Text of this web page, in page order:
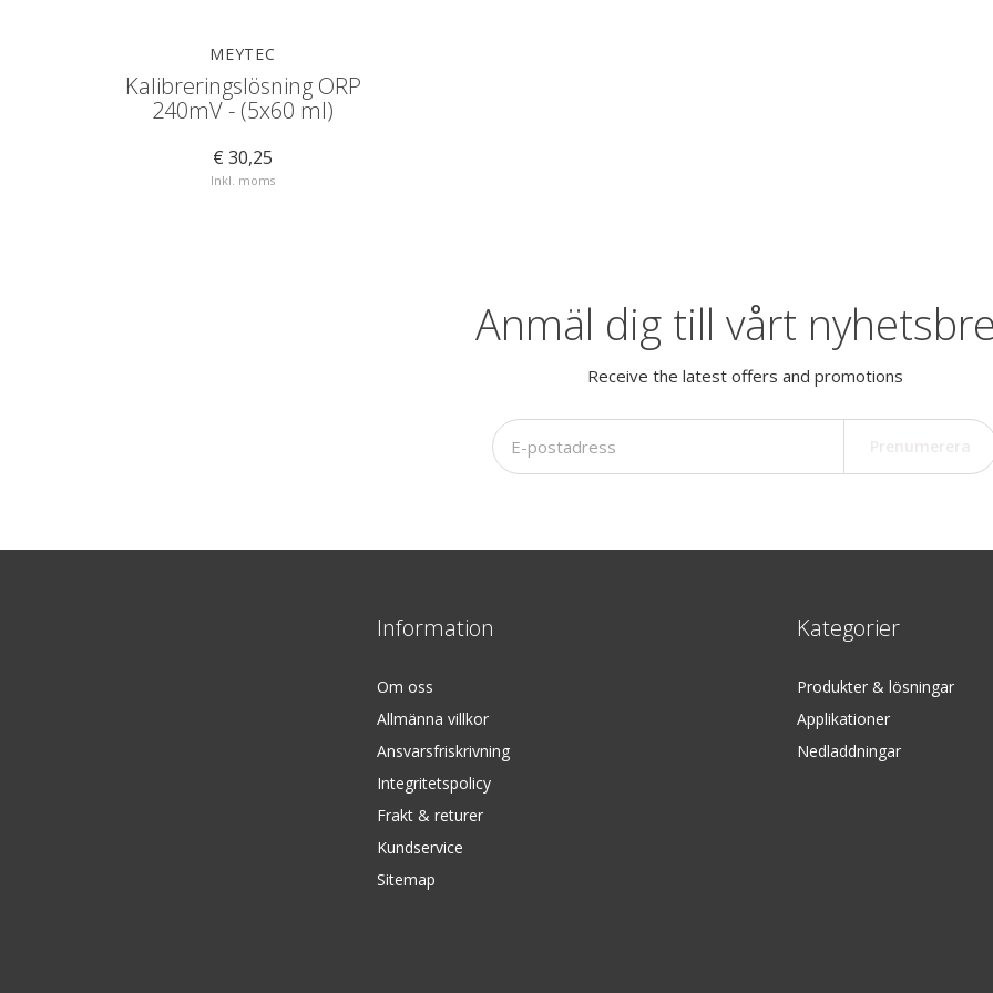
MEYTEC
Kalibreringslösning ORP
240mV - (5x60 ml)
€ 30,25
Inkl. moms
Anmäl dig till vårt
Receive the latest offers and promotions
Information
Om oss
Allmänna villkor
Ansvarsfriskrivning
Integritetspolicy
Frakt & returer
Kundservice
Sitemap
Kategorier
Produkter & lösningar
Applikationer
Nedladdningar